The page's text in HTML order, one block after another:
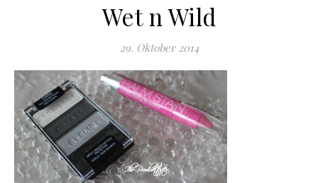
Wet n Wild
29. Oktober 2014